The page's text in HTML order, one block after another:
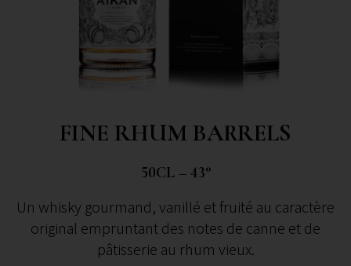
FINE RHUM BARRELS
50CL – 43°
Un whisky gourmand, vanillé et fruité au caractère
original empruntant des notes de canne et de
pâtisserie au rhum vieux.